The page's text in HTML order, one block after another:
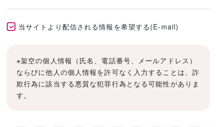
当サイトより配信される情報を希望する(E-mail)
※架空の個人情報（氏名、電話番号、メールアドレス）
ならびに他人の個人情報を許可なく入力することは、詐
欺行為に該当する悪質な犯罪行為となる可能性がありま
す。